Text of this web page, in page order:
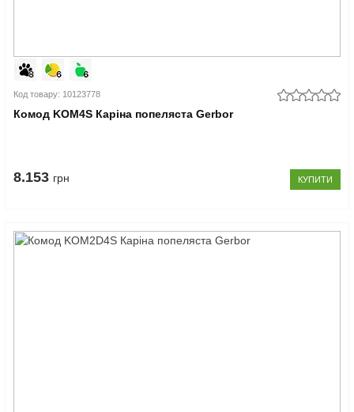
Код товару: 10123778
Комод KOM4S Каріна попеляста Gerbor
8.153 грн КУПИТИ